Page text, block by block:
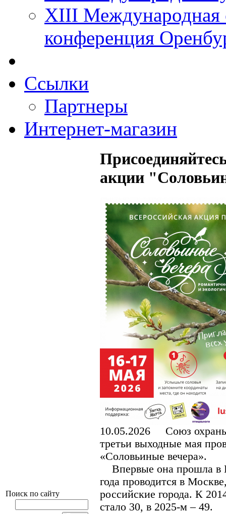
XIII Международная
конференция
Ссылки
Партнеры
Интернет-магазин
Поиск по сайту
акции
10.05.2026 Союз охраны
третьи выходные мая
«Соловьиные вечера».
Впервые она прошла в
года проводится в
российские города. К
стало 30, в 2025-м – 49.